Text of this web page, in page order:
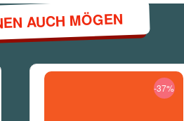
AUCH MÖGEN
-37%